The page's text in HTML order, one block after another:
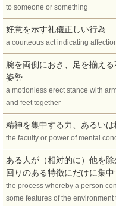
to someone or something
好意を示す礼儀正しい行為
a courteous act indicating
腕を両側におき、足を揃え
姿勢
a motionless erect stance with
and feet together
精神を集中する力、あるいは
the faculty or power of mental
ある人が（相対的に）他を
回りのある特徴にだけに集
the process whereby a person
some features of the environment